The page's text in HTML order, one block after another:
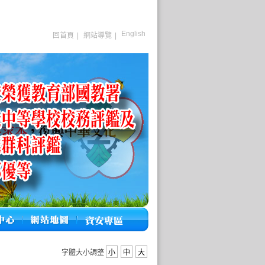
回首頁 網站導覽 English
字體大小調整 小 中 大